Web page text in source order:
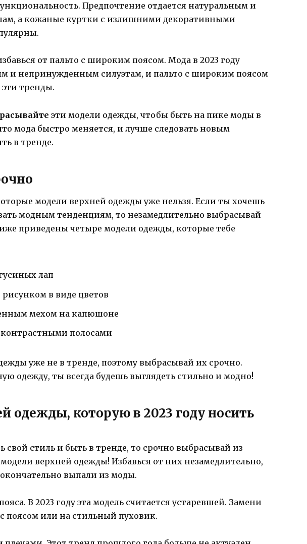
Предпочтение отдается натуральным и
а кожаные куртки с излишними декоративными
от пальто с широким поясом. Мода в 2023 году
и непринужденным силуэтам, и пальто с широким поясом
эти тренды.
эти модели одежды, чтобы быть на пике моды в
мода быстро меняется, и лучше следовать новым
в тренде.
модели верхней одежды уже нельзя. Если ты хочешь
модным тенденциям, то незамедлительно выбрасывай
приведены четыре модели одежды, которые тебе
лап
в виде цветов
мехом на капюшоне
полосами
уже не в тренде, поэтому выбрасывай их срочно.
одежду, ты всегда будешь выглядеть стильно и модно!
одежды, которую в 2023 году носить
свой стиль и быть в тренде, то срочно выбрасывай из
верхней одежды! Избавься от них незамедлительно,
выпали из моды.
В 2023 году эта модель считается устаревшей. Замени
поясом или на стильный пуховик.